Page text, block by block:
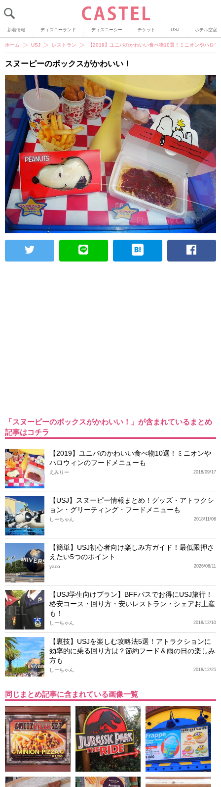
新着情報 ディズニーランド ディズニーシー チケット USJ ホテル空室
ホーム USJ レストラン 【2019】ユニバのかわいい食べ物10選！ミニオンやハロ
スヌーピーのボックスがかわいい！
「スヌーピーのボックスがかわいい！」が含まれているまとめ
記事はコチラ
【2019】ユニバのかわいい食べ物10選！ミニオンや
ハロウィンのフードメニューも
2018/09/17
えみりー
【USJ】スヌーピー情報まとめ！グッズ・アトラクシ
ョン・グリーティング・フードメニューも
2018/11/06
しーちゃん
【簡単】USJ初心者向け楽しみ方ガイド！最低限押さ
えたい5つのポイント
2026/06/11
yaco
【USJ学生向けプラン】BFFパスでお得にUSJ旅行！
格安コース・回り方・安いレストラン・シェアお土産
も！
2018/12/10
しーちゃん
【裏技】USJを楽しむ攻略法5選！アトラクションに
効率的に乗る回り方は？節約フード＆雨の日の楽しみ
方も
2018/12/25
しーちゃん
同じまとめ記事に含まれている画像一覧